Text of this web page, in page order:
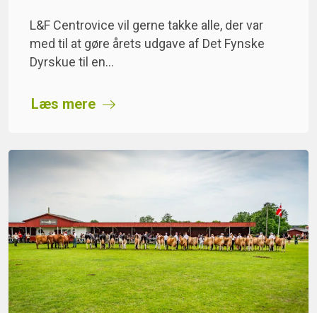
L&F Centrovice vil gerne takke alle, der var
med til at gøre årets udgave af Det Fynske
Dyrskue til en…
Læs mere